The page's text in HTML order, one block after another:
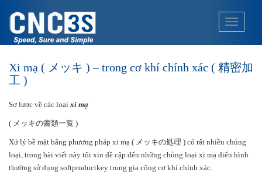
p
Xi mạ ( メッキ ) – trong cơ khí chính xác ( 精密加
工 )
Sơ lược về các loại xi mạ
( メッキの書類一覧 )
Xử lý bề mặt bằng phương pháp xi mạ ( メッキの処理 ) có rất nhiều chủng
loại, trong bài viết này tôi xin đề cập đến những chủng loại xi mạ điển hình
thường sử dụng softproductkey trong gia công cơ khí chính xác.